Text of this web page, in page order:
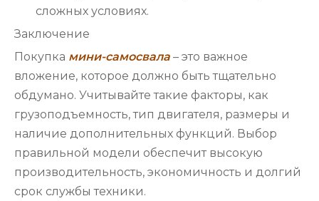
сложных условиях.
Заключение
Покупка мини-самосвала – это важное
вложение, которое должно быть тщательно
обдумано. Учитывайте такие факторы, как
грузоподъемность, тип двигателя, размеры и
наличие дополнительных функций. Выбор
правильной модели обеспечит высокую
производительность, экономичность и долгий
срок службы техники.